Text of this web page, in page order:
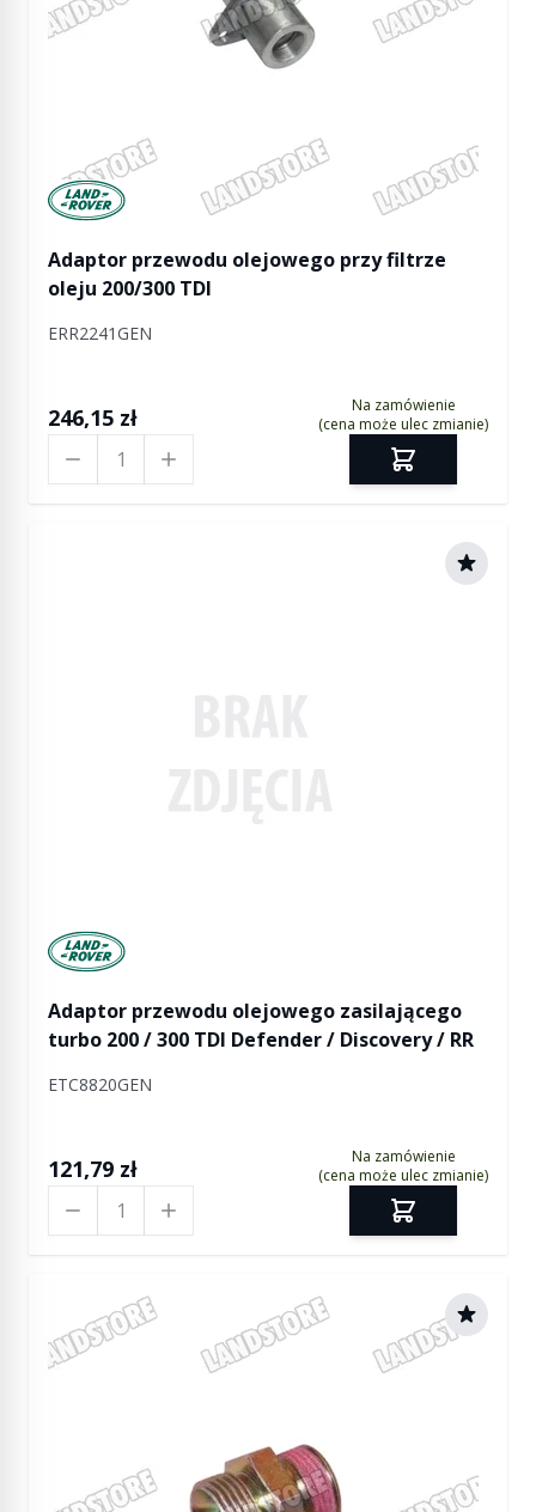
Manufactured by Land rover
Adaptor przewodu olejowego przy filtrze
oleju 200/300 TDI
ERR2241GEN
246,15 zł
Na zamówienie
(cena może ulec zmianie)
Manufactured by Land rover
Adaptor przewodu olejowego zasilającego
turbo 200 / 300 TDI Defender / Discovery / RR
ETC8820GEN
121,79 zł
Na zamówienie
(cena może ulec zmianie)